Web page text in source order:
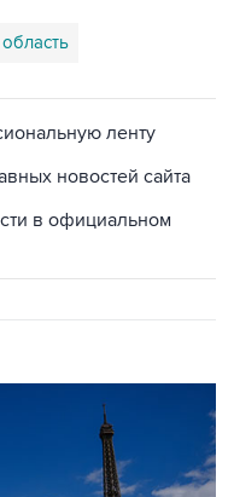
ленту
новостей сайта
в официальном